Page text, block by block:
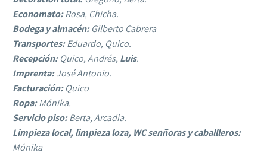
Economato:Rosa, Chicha.
Bodega y almacén:Gilberto Cabrera
Transportes:Eduardo, Quico.
Recepción:Quico, Andrés, Luis.
Imprenta:José Antonio.
Facturación:Quico
Ropa:Mónika.
Servicio piso:Berta, Arcadia.
Limpieza local, limpieza loza, WC senñoras y caballleros:
Mónika